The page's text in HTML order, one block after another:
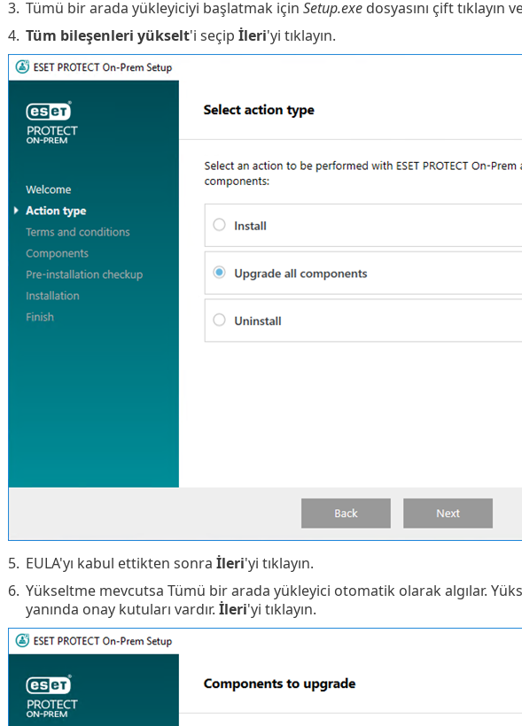
3. Tümü bir arada yükleyiciyi başlatmak için Setup.exedosyasını çift tıklayın
4. Tüm bileşenleri yükselt'i seçip İleri'yi tıklayın.
5. EULA'yı kabul ettikten sonra İleri'yi tıklayın.
6. Yükseltme mevcutsa Tümü bir arada yükleyici otomatik olarak algılar.
yanında onay kutuları vardır. İleri'yi tıklayın.